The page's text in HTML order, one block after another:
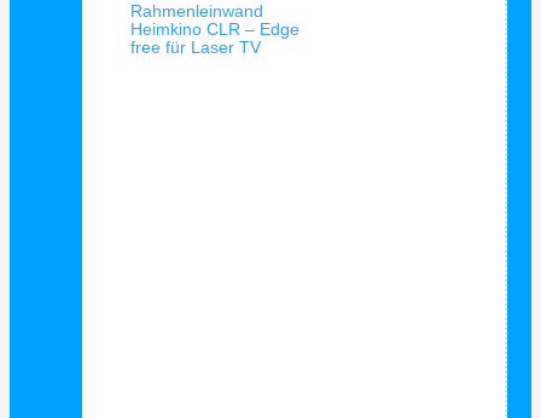
Rahmenleinwand
Heimkino CLR – Edge
free für Laser TV